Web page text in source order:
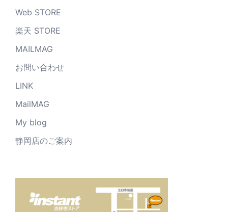
Web STORE
楽天 STORE
MAILMAG
お問い合わせ
LINK
MailMAG
My blog
静岡店のご案内